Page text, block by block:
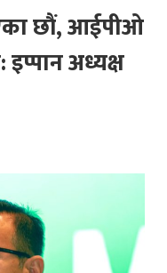
छौं, आईपीओ
अध्यक्ष